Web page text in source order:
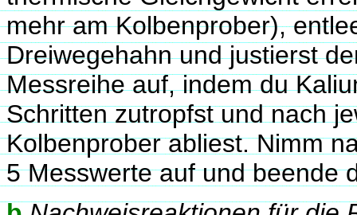
mehr am Kolbenprober),
Dreiwegehahn und justierst
Messreihe auf, indem du
Schritten zutropfst und nach
Kolbenprober abliest. Nimm
5 Messwerte auf und beende